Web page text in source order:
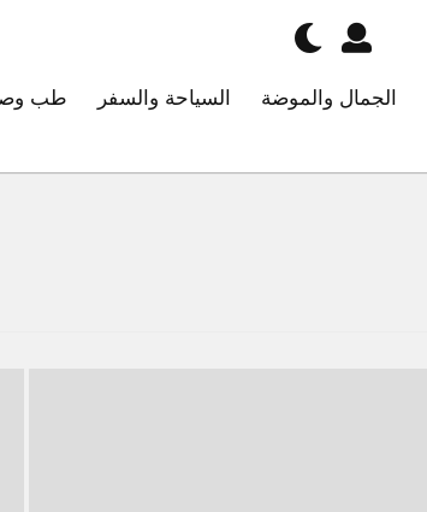
الجمال والموضة السياحة والسفر طب